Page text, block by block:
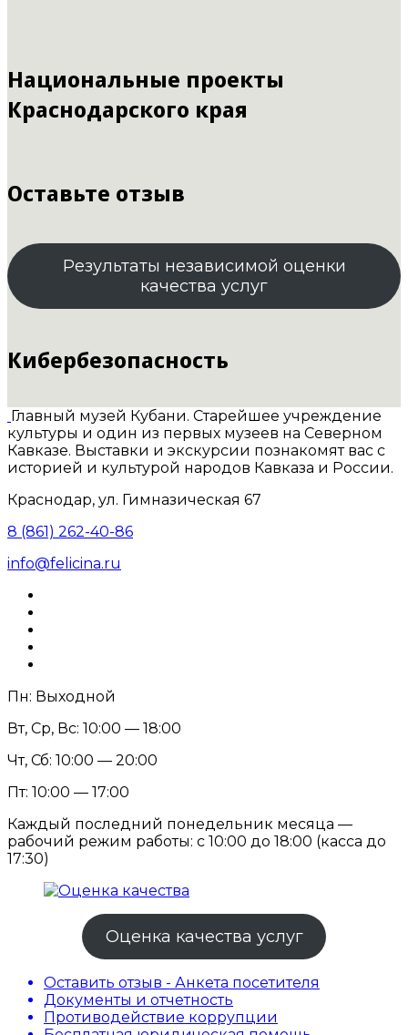
Национальные проекты
Краснодарского края
Оставьте отзыв
Результаты независимой оценки
качества услуг
Кибербезопасность
Главный музей Кубани. Старейшее учреждение
культуры и один из первых музеев на Северном
Кавказе. Выставки и экскурсии познакомят вас с
историей и культурой народов Кавказа и России.
Краснодар, ул. Гимназическая 67
8 (861) 262-40-86
info@felicina.ru
Пн: Выходной
Вт, Ср, Вс: 10:00 — 18:00
Чт, Сб: 10:00 — 20:00
Пт: 10:00 — 17:00
Каждый последний понедельник месяца —
рабочий режим работы: с 10:00 до 18:00 (касса до
17:30)
Оценка качества услуг
Оставить отзыв - Анкета посетителя
Документы и отчетность
Противодействие коррупции